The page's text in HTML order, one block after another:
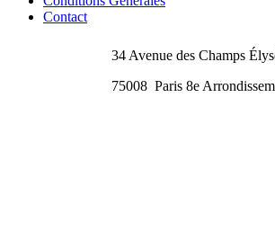
Contact
34 Avenue des Champs
75008 Paris 8e